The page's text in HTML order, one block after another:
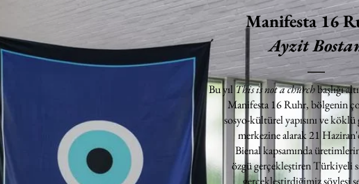
Manifesta 16
Ayzit
Bu yılThis is not a churchbaşlığı
Manifesta 16 Ruhr, bölgenin
sosyo-kültürel yapısını ve köklü
merkezine alarak 21
Bienal kapsamında
özgü gerçekleştiren Türkiyeli
gerçekleştirdiğimiz söyleşi